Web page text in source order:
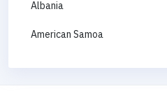
Albania
American Samoa